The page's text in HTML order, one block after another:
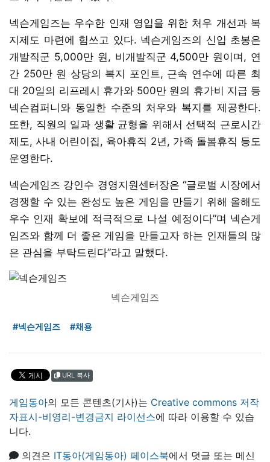
넥슨게임즈는 우수한 인재 영입을 위한 처우 개선과 복
지제도 마련에 힘쓰고 있다. 넥슨게임즈의 신입 초봉은
개발직군 5,000만 원, 비개발직군 4,500만 원이며, 연
간 250만 원 상당의 복지 포인트, 근속 연수에 따른 최
대 20일의 리프레시 휴가와 500만 원의 휴가비 지급 등
넥슨컴퍼니와 동일한 수준의 처우와 복지를 제공한다.
또한, 직원의 일과 생활 균형을 위해서 선택적 근로시간
제도, 사내 어린이집, 육아휴직 2년, 가족 돌봄휴직 등도
운영한다.
넥슨게임즈 강인수 경영지원센터장은 “글로벌 시장에서
경쟁할 수 있는 완성도 높은 게임을 만들기 위해 올해도
우수 인재 확보에 적극적으로 나설 예정이다”며 넥슨게
임즈와 함께 더 좋은 게임을 만들고자 하는 인재들의 많
은 관심을 부탁드린다”라고 말했다.
넥슨게임즈
#넥슨게임즈 #채용
URL 복사
게임동아의 모든 콘텐츠(기사)는 Creative commons 저작
자표시-비영리-변경금지 라이선스에 따라 이용할 수 있습
니다.
의견은 IT동아(게임동아) 페이스북에서 덧글 또는 메신